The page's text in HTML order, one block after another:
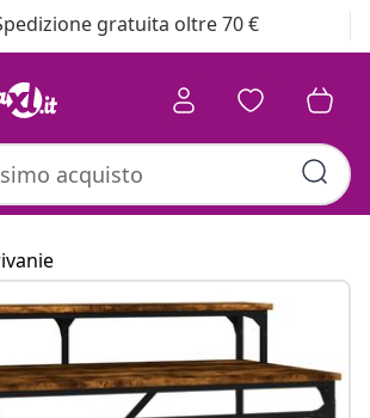
gratuita oltre 70 €